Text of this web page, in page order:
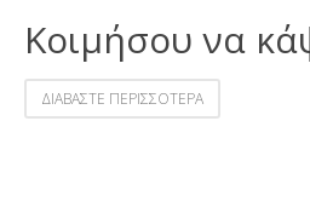
Κοιμήσου να
ΔΙΑΒΑΣΤΕ ΠΕΡΙΣΣΟΤΕΡΑ